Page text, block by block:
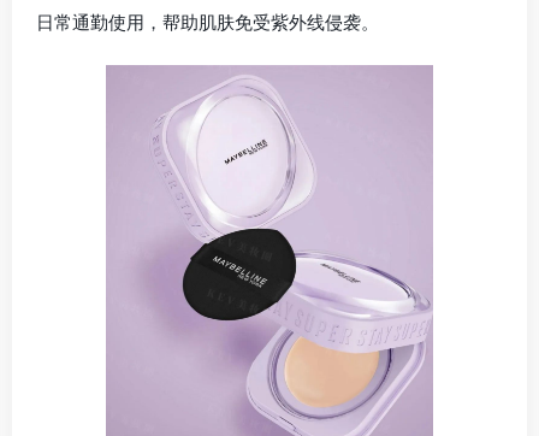
日常通勤使用，帮助肌肤免受紫外线侵袭。